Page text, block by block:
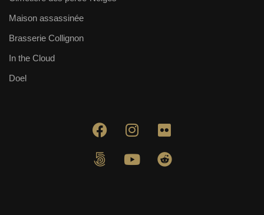
Maison assassinée
Brasserie Collignon
In the Cloud
Doel